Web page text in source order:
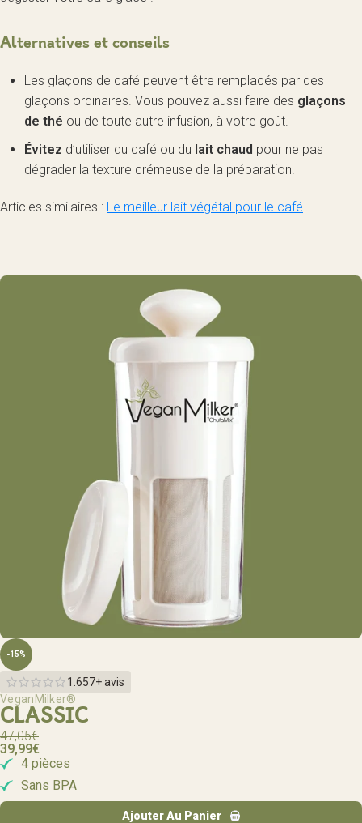
Alternatives et conseils
Les glaçons de café peuvent être remplacés par des
glaçons ordinaires. Vous pouvez aussi faire des glaçons
de thé ou de toute autre infusion, à votre goût.
Évitez d’utiliser du café ou du lait chaud pour ne pas
dégrader la texture crémeuse de la préparation.
Articles similaires : Le meilleur lait végétal pour le café.
-15%
1.657+ avis
VeganMilker®
CLASSIC
47,05€
39,99€
4 pièces
Sans BPA
Ajouter Au Panier